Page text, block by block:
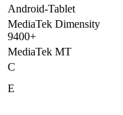
Android-Tablet
MediaTek Dimensity
9400+
MediaTek MT
C
E